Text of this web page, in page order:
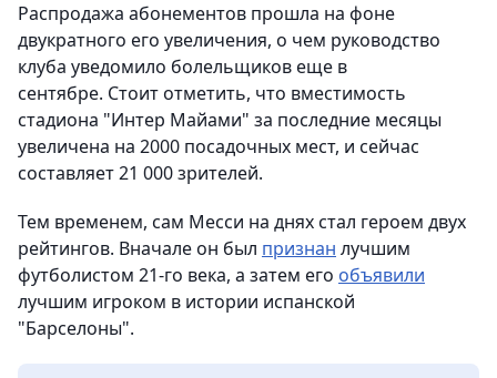
Распродажа абонементов прошла на фоне
двукратного его увеличения, о чем руководство
клуба уведомило болельщиков еще в
сентябре. Стоит отметить, что вместимость
стадиона "Интер Майами" за последние месяцы
увеличена на 2000 посадочных мест, и сейчас
составляет 21 000 зрителей.
Тем временем, сам Месси на днях стал героем двух
рейтингов. Вначале он был признан лучшим
футболистом 21-го века, а затем его объявили
лучшим игроком в истории испанской
"Барселоны".